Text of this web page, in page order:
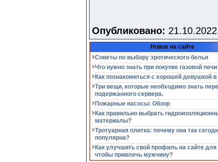
Опубликовано:
Новое на сайте
Советы по выбору эротического белья
Что нужно знать при покупке газовой печи
Как познакомиться с хорошей девушкой в
Три вещи, которые необходимо знать
подержанного сервера.
Пожарные насосы: Обзор
Как правильно выбрать
материалы?
Тротуарная плитка: почему она так
популярна?
Как улучшить свой профиль на сайте для
чтобы привлечь мужчину?